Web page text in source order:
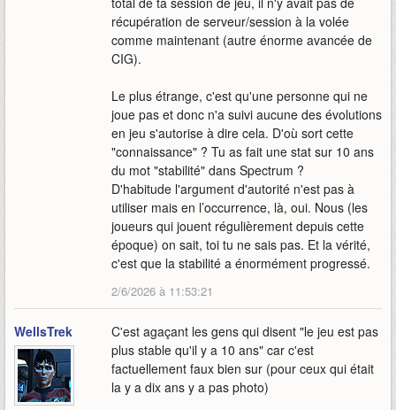
récupération de serveur/session à la volée
comme maintenant (autre énorme avancée de
CIG).
Le plus étrange, c'est qu'une personne qui ne
joue pas et donc n'a suivi aucune des évolutions
en jeu s'autorise à dire cela. D'où sort cette
"connaissance" ? Tu as fait une stat sur 10 ans
du mot "stabilité" dans Spectrum ?
D'habitude l'argument d'autorité n'est pas à
utiliser mais en l’occurrence, là, oui. Nous (les
joueurs qui jouent régulièrement depuis cette
époque) on sait, toi tu ne sais pas. Et la vérité,
c'est que la stabilité a énormément progressé.
2/6/2026 à 11:53:21
WellsTrek
C'est agaçant les gens qui disent "le jeu est pas
plus stable qu'il y a 10 ans" car c'est
factuellement faux bien sur (pour ceux qui était
la y a dix ans y a pas photo)